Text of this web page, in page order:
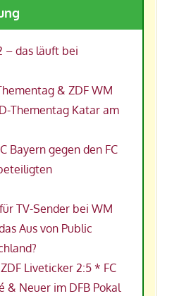
– das läuft bei
& ZDF WM
Thementag Katar am
Bayern gegen den FC
TV-Sender bei WM
Aus von Public
Liveticker 2:5 * FC
& Neuer im DFB Pokal